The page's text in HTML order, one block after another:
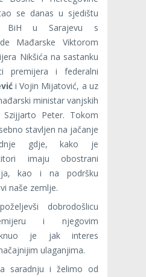
se danas u sjedištu
BiH u Sarajevu s
Mađarske Viktorom
Nikšića na sastanku
premijera i federalni
i Vojin Mijatović, a uz
ministar vanjskih
Peter. Tokom
stavljen na jačanje
gdje, kako je
imaju obostrani
kao i na podršku
naše zemlje.
dobrodošlicu
i njegovim
je jak interes
ulaganjima.
saradnju i želimo od